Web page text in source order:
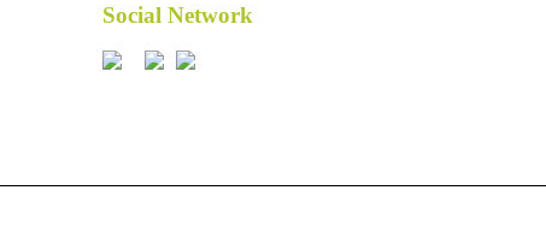
Social Network